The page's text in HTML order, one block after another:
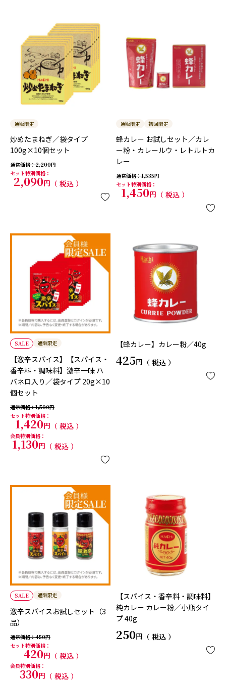
通販限定
炒めたまねぎ／袋タイプ
100g×10個セット
通常価格
2,200
セット特別価格
2,090 税込
通販限定 初回限定
蜂カレー お試しセット／カレ
ー粉・カレールウ・レトルトカ
レー
通常価格
1,535
セット特別価格
1,450 税込
SALE 通販限定
【激辛スパイス】【スパイス・
香辛料・調味料】激辛一味 ハ
バネロ入り／袋タイプ 20g×10
個セット
通常価格
1,500
セット特別価格
1,420 税込
会員特別価格
1,130 税込
【蜂カレー】カレー粉／40g
425 税込
SALE 通販限定
激辛スパイスお試しセット（3
品）
通常価格
450
セット特別価格
420 税込
会員特別価格
330 税込
【スパイス・香辛料・調味料】
純カレー カレー粉／小瓶タイ
プ 40g
250 税込